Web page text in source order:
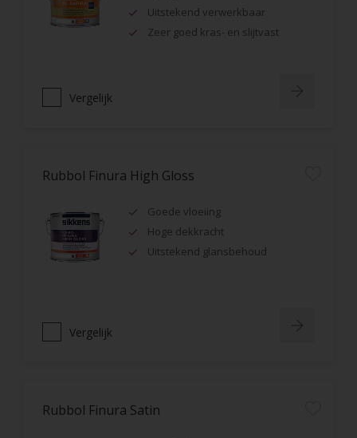
Uitstekend verwerkbaar
Zeer goed kras- en slijtvast
Vergelijk
Rubbol Finura High Gloss
Goede vloeiing
Hoge dekkracht
Uitstekend glansbehoud
Vergelijk
Rubbol Finura Satin